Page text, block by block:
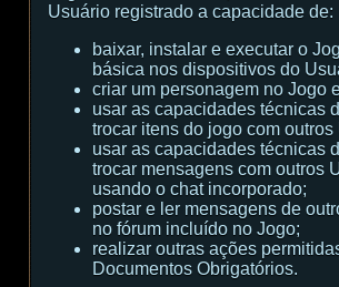
Usuário registrado a capacidade de:
baixar, instalar e executar o
básica nos dispositivos do
criar um personagem no Jogo
usar as capacidades técnicas
trocar itens do jogo com outros
usar as capacidades técnicas
trocar mensagens com outros
usando o chat incorporado;
postar e ler mensagens de
no fórum incluído no Jogo;
realizar outras ações
Documentos Obrigatórios.